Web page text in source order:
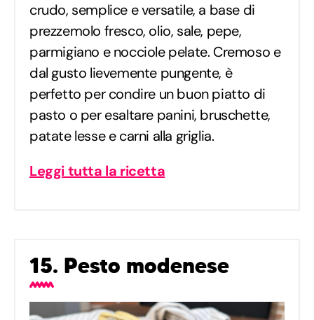
crudo, semplice e versatile, a base di
prezzemolo fresco, olio, sale, pepe,
parmigiano e nocciole pelate. Cremoso e
dal gusto lievemente pungente, è
perfetto per condire un buon piatto di
pasto o per esaltare panini, bruschette,
patate lesse e carni alla griglia.
Leggi tutta la ricetta
15. Pesto modenese